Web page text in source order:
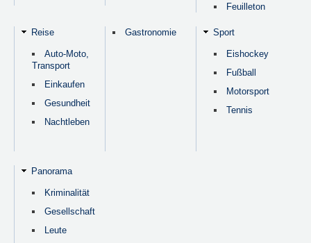
Feuilleton
Reise
Auto-Moto,
Transport
Einkaufen
Gesundheit
Nachtleben
Gastronomie Sport
Eishockey
Fußball
Motorsport
Tennis
Panorama
Kriminalität
Gesellschaft
Leute